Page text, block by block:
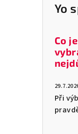
Yo
Co
Při